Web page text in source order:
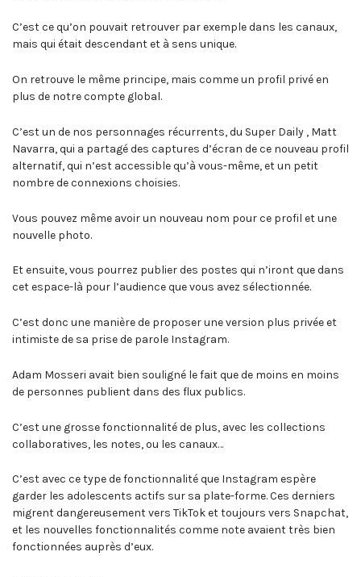
C’est ce qu’on pouvait retrouver par exemple dans les canaux,
mais qui était descendant et à sens unique.
On retrouve le même principe, mais comme un profil privé en
plus de notre compte global.
C’est un de nos personnages récurrents, du Super Daily , Matt
Navarra, qui a partagé des captures d’écran de ce nouveau profil
alternatif, qui n’est accessible qu’à vous-même, et un petit
nombre de connexions choisies.
Vous pouvez même avoir un nouveau nom pour ce profil et une
nouvelle photo.
Et ensuite, vous pourrez publier des postes qui n’iront que dans
cet espace-là pour l’audience que vous avez sélectionnée.
C’est donc une manière de proposer une version plus privée et
intimiste de sa prise de parole Instagram.
Adam Mosseri avait bien souligné le fait que de moins en moins
de personnes publient dans des flux publics.
C’est une grosse fonctionnalité de plus, avec les collections
collaboratives, les notes, ou les canaux…
C’est avec ce type de fonctionnalité que Instagram espère
garder les adolescents actifs sur sa plate-forme. Ces derniers
migrent dangereusement vers TikTok et toujours vers Snapchat,
et les nouvelles fonctionnalités comme note avaient très bien
fonctionnées auprès d’eux.